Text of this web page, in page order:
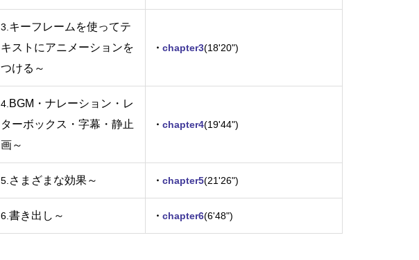
3. キーフレームを使ってテ
キストにアニメーションを
つける～
・chapter3(18'20")
4. BGM・ナレーション・レ
ターボックス・字幕・静止
画～
・chapter4(19'44")
5. さまざまな効果～ ・chapter5(21'26")
6.書き出し～ ・chapter6(6'48")